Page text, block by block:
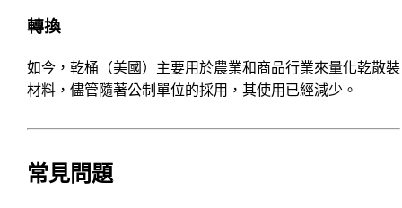
轉換
如今，乾桶（美國）主要用於農業和商品行業來量化乾散裝
材料，儘管隨著公制單位的採用，其使用已經減少。
常見問題